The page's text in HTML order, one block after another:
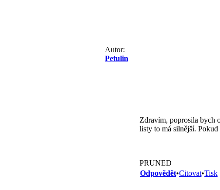
Autor:
Petulin
Zdravím, poprosila bych
listy to má silnější.
PRUNED
Odpovědět•Citovat•Tisk